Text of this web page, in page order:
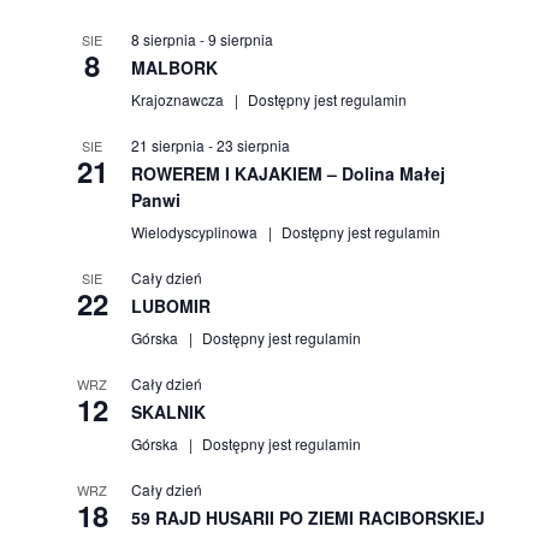
SIE
8
8 sierpnia-9 sierpnia
MALBORK
Krajoznawcza Dostępny jest regulamin
SIE
21
21 sierpnia-23 sierpnia
ROWEREM I KAJAKIEM – Dolina Małej
Panwi
Wielodyscyplinowa Dostępny jest regulamin
SIE
22
Cały dzień
LUBOMIR
Górska Dostępny jest regulamin
WRZ
12
Cały dzień
SKALNIK
Górska Dostępny jest regulamin
WRZ
18
Cały dzień
59 RAJD HUSARII PO ZIEMI RACIBORSKIEJ